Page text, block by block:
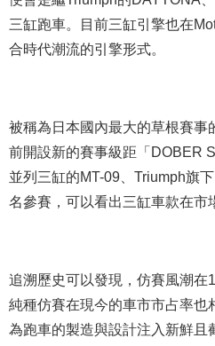
三缸跑車。目前三缸引擎也在
合時代潮流的引擎形式。
被稱為日本國內最大的草根賽事
前開設新的賽事級距「DOBER
並列三缸的MT-09、Triumph旗
名參賽，可以看出三缸車款在市
追溯歷史可以發現，仿賽風潮在
純種仿賽在現今的車市市占率也
為跑車的製造與設計注入新鮮且